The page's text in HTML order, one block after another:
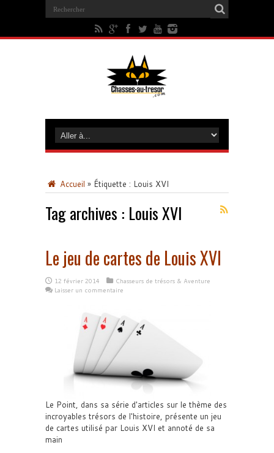
Accueil » Étiquette : Louis XVI
Tag archives : Louis XVI
Le jeu de cartes de Louis XVI
12 février 2014
Chasseurs de trésors & Aventure
Laisser un commentaire
Le Point, dans sa série d'articles sur le thème des
incroyables trésors de l'histoire, présente un jeu
de cartes utilisé par Louis XVI et annoté de sa
main